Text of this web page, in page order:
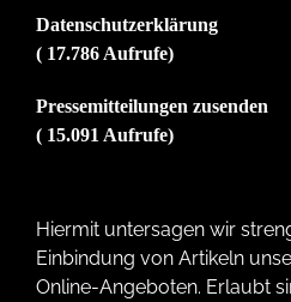
Datenschutzerklärung
( 17.786 Aufrufe)
Pressemitteilungen zusenden
( 15.091 Aufrufe)
Hiermit untersagen wir
Einbindung von Artikeln
Online-Angeboten. Erlaubt